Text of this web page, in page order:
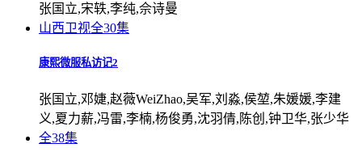
张国立,宋轶,李纯,佘诗曼
山西卫视全30集
康熙微服私访记2
张国立,邓婕,赵薇WeiZhao,吴军,刘淼,侯堃,朱媛媛,李建
义,夏力薪,冯雷,李楠,杨俊勇,沈羽倩,陈创,钟卫华,张少华
全38集